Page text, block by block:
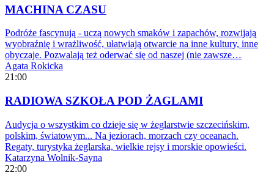
MACHINA CZASU
Podróże fascynują - uczą nowych smaków i zapachów, rozwijają
wyobraźnię i wrażliwość, ułatwiają otwarcie na inne kultury, inne
obyczaje. Pozwalają też oderwać się od naszej (nie zawsze…
Agata Rokicka
21:00
RADIOWA SZKOŁA POD ŻAGLAMI
Audycja o wszystkim co dzieje się w żeglarstwie szczecińskim,
polskim, światowym... Na jeziorach, morzach czy oceanach.
Regaty, turystyka żeglarska, wielkie rejsy i morskie opowieści.
Katarzyna Wolnik-Sayna
22:00